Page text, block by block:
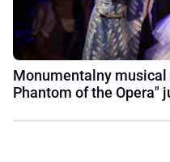
Monumentalny musical
Phantom of the Opera"